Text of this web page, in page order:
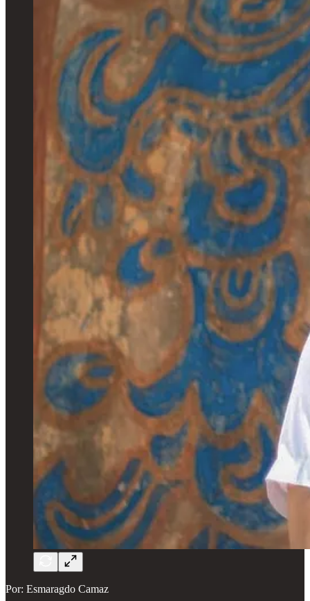
Por: Esmaragdo Camaz